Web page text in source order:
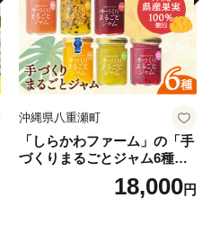
沖縄県八重瀬町
「しらかわファーム」の「手
づくりまるごとジャム6種」-
6個 詰め合わせ セット マン
ゴー ドラゴンフルーツ 秋ミ
18,000円